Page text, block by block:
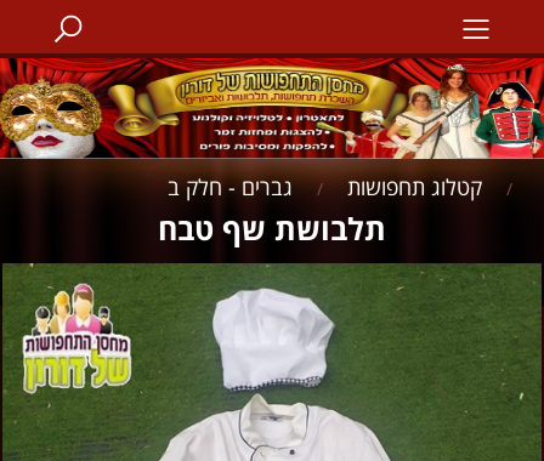
/ קטלוג תחפושות / גברים - חלק ב
תלבושת שף טבח